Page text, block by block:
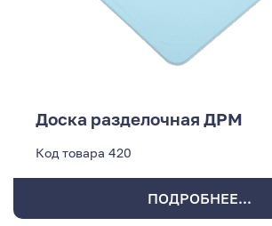
Доска разделочная ДРМ
Код товара 420
ПОДРОБНЕЕ...